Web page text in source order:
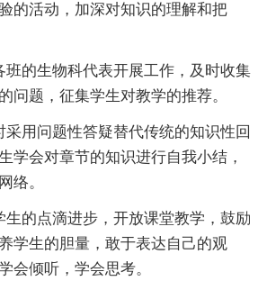
的活动，加深对知识的理解和把
班的生物科代表开展工作，及时收集
问题，征集学生对教学的推荐。
采用问题性答疑替代传统的知识性回
学会对章节的知识进行自我小结，
络。
生的点滴进步，开放课堂教学，鼓励
学生的胆量，敢于表达自己的观
会倾听，学会思考。